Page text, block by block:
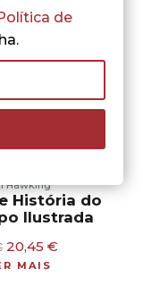
Hawking
História do
Ilustrada
O
preço
20,45 €O
MAIS
de